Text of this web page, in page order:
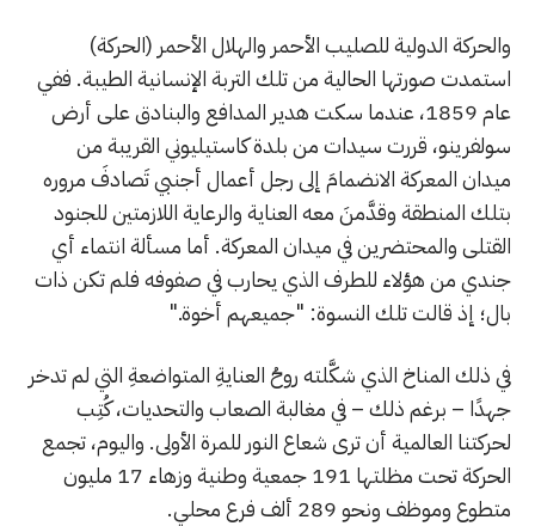
والحركة الدولية للصليب الأحمر والهلال الأحمر (الحركة)
استمدت صورتها الحالية من تلك التربة الإنسانية الطيبة. ففي
عام 1859، عندما سكت هدير المدافع والبنادق على أرض
سولفرينو، قررت سيدات من بلدة كاستيليوني القريبة من
ميدان المعركة الانضمامَ إلى رجل أعمال أجنبي تَصادفَ مروره
بتلك المنطقة وقدَّمنَ معه العناية والرعاية اللازمتين للجنود
القتلى والمحتضرين في ميدان المعركة. أما مسألة انتماء أي
جندي من هؤلاء للطرف الذي يحارب في صفوفه فلم تكن ذات
بال؛ إذ قالت تلك النسوة: "جميعهم أخوة."
في ذلك المناخ الذي شكَّلته روحُ العنايةِ المتواضعةِ التي لم تدخر
جهدًا – برغم ذلك – في مغالبة الصعاب والتحديات، كُتِب
لحركتنا العالمية أن ترى شعاع النور للمرة الأولى. واليوم، تجمع
الحركة تحت مظلتها 191 جمعية وطنية وزهاء 17 مليون
متطوع وموظف ونحو 289 ألف فرع محلي.